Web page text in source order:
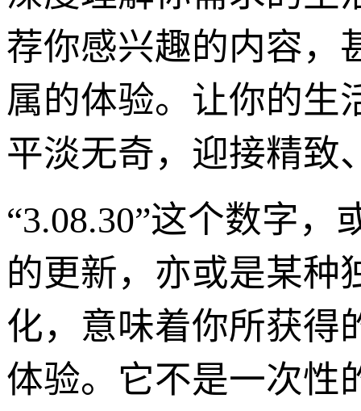
荐你感兴趣的内容，
属的体验。让你的生
平淡无奇，迎接精致
“3.08.30”这个数字
的更新，亦或是某种
化，意味着你所获得
体验。它不是一次性